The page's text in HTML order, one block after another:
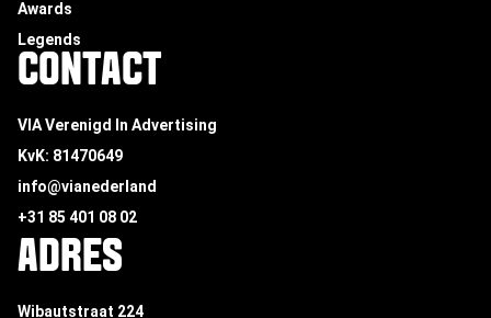
Awards
Legends
CONTACT
VIA Verenigd In Advertising
KvK: 81470649
info@vianederland
+31 85 401 08 02
ADRES
Wibautstraat 224